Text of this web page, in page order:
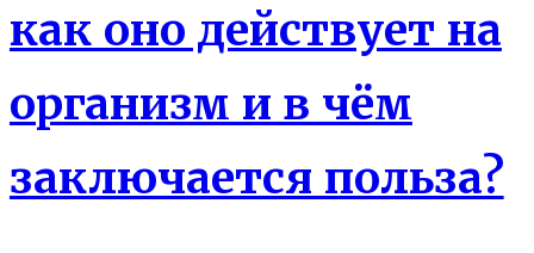
как оно действует на
организм и в чём
заключается польза?